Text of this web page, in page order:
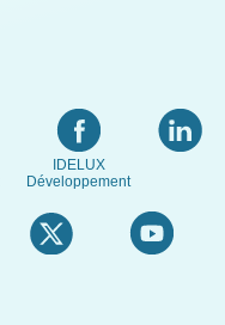
IDELUX
Développement